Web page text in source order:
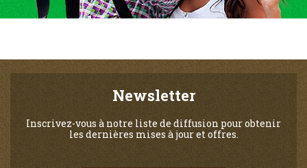
Newsletter
Inscrivez-vous à notre liste de diffusion pour obtenir
les dernières mises à jour et offres.